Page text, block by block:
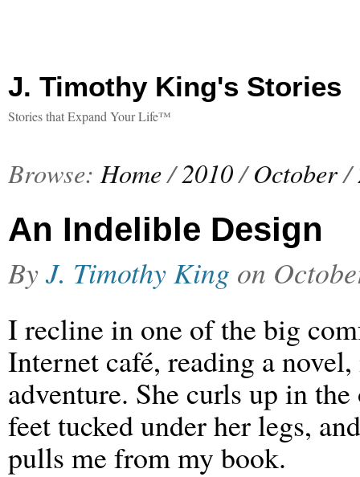
J. Timothy King's Stories
Stories that Expand Your Life™
Browse: Home/2010/ October/
An Indelible Design
ByJ. Timothy King on
I recline in one of the big
Internet café, reading a
adventure. She curls up in
feet tucked under her legs,
pulls me from my book.